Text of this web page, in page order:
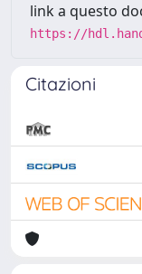
link a questo
https://
Citazioni